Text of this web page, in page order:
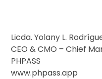
Licda. Yolany L.
CEO & CMO – Chief
PHPASS
www.phpass.app